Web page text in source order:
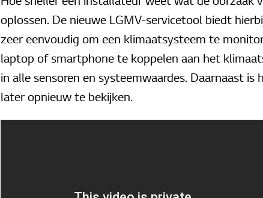
oplossen. De nieuwe LGMV-servicetool biedt
zeer eenvoudig om een klimaatsysteem te
laptop of smartphone te koppelen aan het
in alle sensoren en systeemwaardes. Daarnaast
later opnieuw te bekijken.